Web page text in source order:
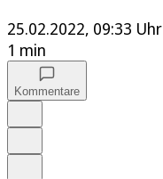
25.02.2022, 09:33 Uhr
1 min
Kommentare